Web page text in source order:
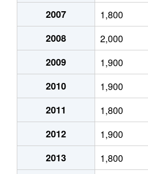
海老江
1,700万円 野田阪神
海老江
6,700万円 野田阪神
海老江
1,500万円 野田阪神
海老江
7,200万円 野田阪神
海老江
3,700万円 野田阪神
海老江
1,900万円 野田阪神
海老江
6,200万円 野田阪神
2007
1,800
2008
2,000
2009
1,900
2010
1,900
2011
1,800
2012
1,900
2013
1,800